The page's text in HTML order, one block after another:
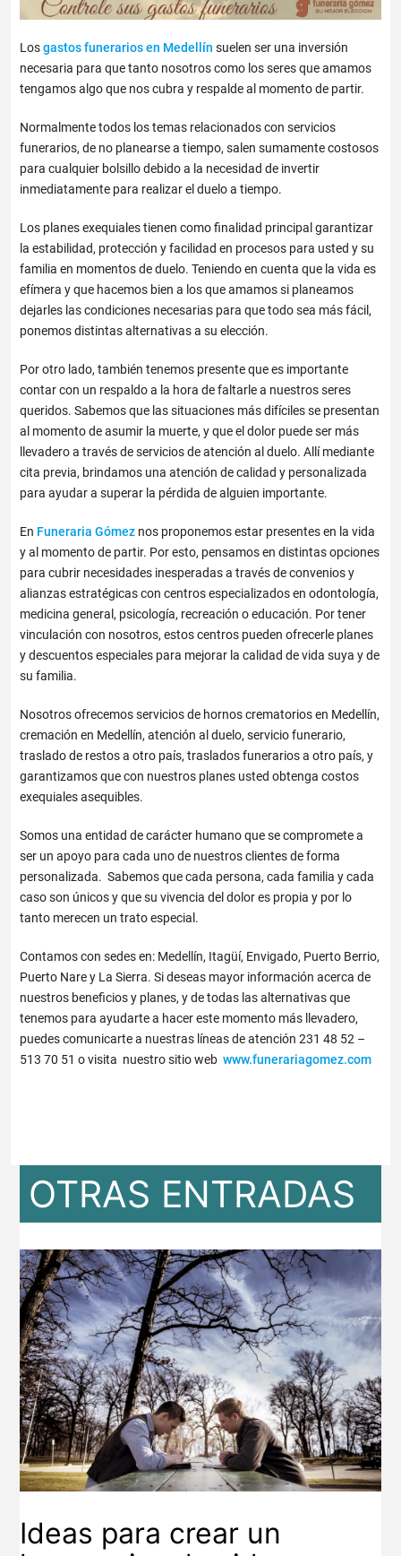
Losgastos funerarios en Medellín suelen ser una inversión
necesaria para que tanto nosotros como los seres que amamos
tengamos algo que nos cubra y respalde al momento de partir.
Normalmente todos los temas relacionados con servicios
funerarios, de no planearse a tiempo, salen sumamente costosos
para cualquier bolsillo debido a la necesidad de invertir
inmediatamente para realizar el duelo a tiempo.
Los planes exequiales tienen como finalidad principal garantizar
la estabilidad, protección y facilidad en procesos para usted y su
familia en momentos de duelo. Teniendo en cuenta que la vida es
efímera y que hacemos bien a los que amamos si planeamos
dejarles las condiciones necesarias para que todo sea más fácil,
ponemos distintas alternativas a su elección.
Por otro lado, también tenemos presente que es importante
contar con un respaldo a la hora de faltarle a nuestros seres
queridos. Sabemos que las situaciones más difíciles se presentan
al momento de asumir la muerte, y que el dolor puede ser más
llevadero a través de servicios de atención al duelo. Allí mediante
cita previa, brindamos una atención de calidad y personalizada
para ayudar a superar la pérdida de alguien importante.
En Funeraria Gómez nos proponemos estar presentes en la vida
y al momento de partir. Por esto, pensamos en distintas opciones
para cubrir necesidades inesperadas a través de convenios y
alianzas estratégicas con centros especializados en odontología,
medicina general, psicología, recreación o educación. Por tener
vinculación con nosotros, estos centros pueden ofrecerle planes
y descuentos especiales para mejorar la calidad de vida suya y de
su familia.
Nosotros ofrecemos servicios de hornos crematorios en Medellín,
cremación en Medellín, atención al duelo, servicio funerario,
traslado de restos a otro país, traslados funerarios a otro país, y
garantizamos que con nuestros planes usted obtenga costos
exequiales asequibles.
Somos una entidad de carácter humano que se compromete a
ser un apoyo para cada uno de nuestros clientes de forma
personalizada. Sabemos que cada persona, cada familia y cada
caso son únicos y que su vivencia del dolor es propia y por lo
tanto merecen un trato especial.
Contamos con sedes en: Medellín, Itagüí, Envigado, Puerto Berrio,
Puerto Nare y La Sierra. Si deseas mayor información acerca de
nuestros beneficios y planes, y de todas las alternativas que
tenemos para ayudarte a hacer este momento más llevadero,
puedes comunicarte a nuestras líneas de atención 231 48 52 –
513 70 51 o visita nuestro sitio webwww.funerariagomez.com
OTRAS ENTRADAS
Ideas para crear un